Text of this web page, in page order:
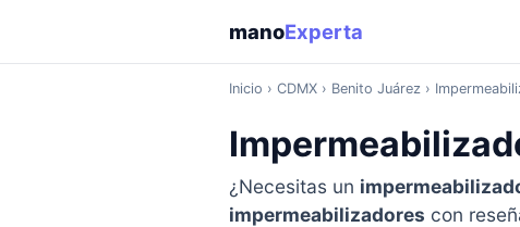
manoExperta
Inicio › CDMX› Benito Juárez ›
¿Necesitas un
impermeabilizadores con